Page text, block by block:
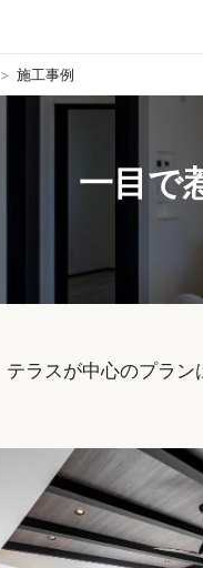
> 施工事例
一目で
テラスが中心のプラン